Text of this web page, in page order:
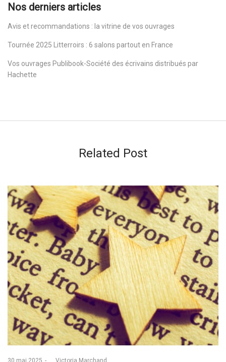
Nos derniers articles
Avis et recommandations : la vitrine de vos ouvrages
Tournée 2025 Litterroirs : 6 salons partout en France
Vos ouvrages Publibook-Société des écrivains distribués par
Hachette
Related Post
Posted